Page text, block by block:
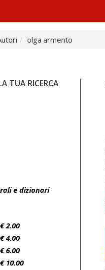
olga armento
TUA RICERCA
e dizionari
2.00
4.00
6.00
10.00